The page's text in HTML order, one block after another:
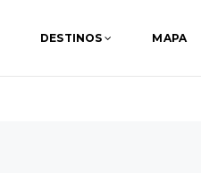
DESTINOS MAPA